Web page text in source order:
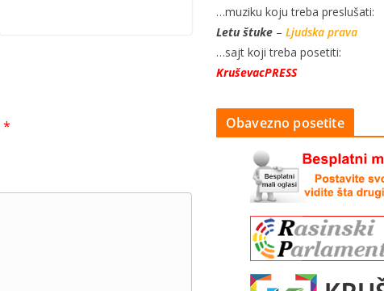
*
…muziku koju treba preslušati:
Letu štuke – Ljudska prava
…sajt koji treba posetiti:
KruševacPRESS
Obavezno posetite